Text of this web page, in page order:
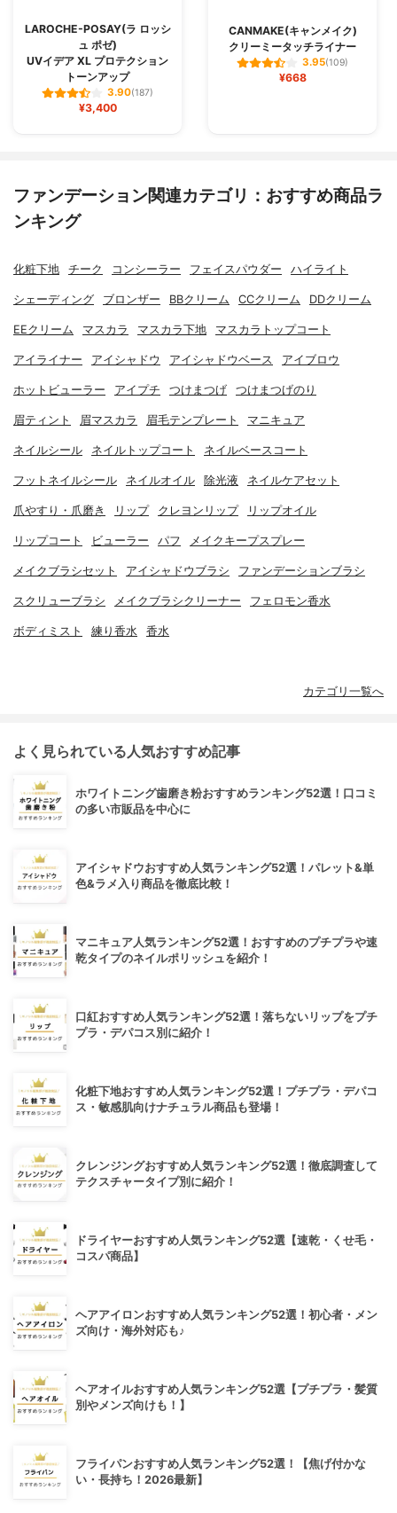
LAROCHE-POSAY(ラ ロッシ
ュ ポゼ)
UVイデア XL プロテクション
トーンアップ
3.90(187)
¥3,400
CANMAKE(キャンメイク)
クリーミータッチライナー
3.95(109)
¥668
ファンデーション関連カテゴリ：おすすめ商品ラ
ンキング
化粧下地 チーク コンシーラー フェイスパウダー ハイライト
シェーディング ブロンザー BBクリーム CCクリーム DDクリーム
EEクリーム マスカラ マスカラ下地 マスカラトップコート
アイライナー アイシャドウ アイシャドウベース アイブロウ
ホットビューラー アイプチ つけまつげ つけまつげのり
眉ティント 眉マスカラ 眉毛テンプレート マニキュア
ネイルシール ネイルトップコート ネイルベースコート
フットネイルシール ネイルオイル 除光液 ネイルケアセット
爪やすり・爪磨き リップ クレヨンリップ リップオイル
リップコート ビューラー パフ メイクキープスプレー
メイクブラシセット アイシャドウブラシ ファンデーションブラシ
スクリューブラシ メイクブラシクリーナー フェロモン香水
ボディミスト 練り香水 香水
カテゴリ一覧へ
よく見られている人気おすすめ記事
ホワイトニング歯磨き粉おすすめランキング52選！口コミ
の多い市販品を中心に
アイシャドウおすすめ人気ランキング52選！パレット&単
色&ラメ入り商品を徹底比較！
マニキュア人気ランキング52選！おすすめのプチプラや速
乾タイプのネイルポリッシュを紹介！
口紅おすすめ人気ランキング52選！落ちないリップをプチ
プラ・デパコス別に紹介！
化粧下地おすすめ人気ランキング52選！プチプラ・デパコ
ス・敏感肌向けナチュラル商品も登場！
クレンジングおすすめ人気ランキング52選！徹底調査して
テクスチャータイプ別に紹介！
ドライヤーおすすめ人気ランキング52選【速乾・くせ毛・
コスパ商品】
ヘアアイロンおすすめ人気ランキング52選！初心者・メン
ズ向け・海外対応も♪
ヘアオイルおすすめ人気ランキング52選【プチプラ・髪質
別やメンズ向けも！】
フライパンおすすめ人気ランキング52選！【焦げ付かな
い・長持ち！2026最新】